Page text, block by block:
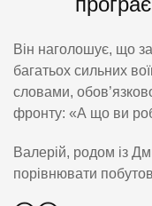
Він наголошує, що
багатьох сильних
словами,
фронту: «А що ви
Валерій, родом із
порівнювати